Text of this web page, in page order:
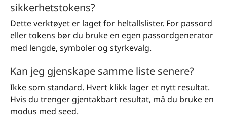
sikkerhetstokens?
Dette verktøyet er laget for heltallslister. For passord
eller tokens bør du bruke en egen passordgenerator
med lengde, symboler og styrkevalg.
Kan jeg gjenskape samme liste senere?
Ikke som standard. Hvert klikk lager et nytt resultat.
Hvis du trenger gjentakbart resultat, må du bruke en
modus med seed.